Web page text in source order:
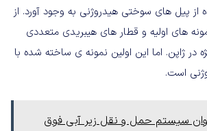
از پیل های سوختی هیدروژنی به وجود آورد. از
های اولیه و قطار های هیبریدی متعددی
در ژاپن. اما این اولین نمونه ی ساخته شده با
است.
وان سیستم حمل و نقل زیر آبی فوق